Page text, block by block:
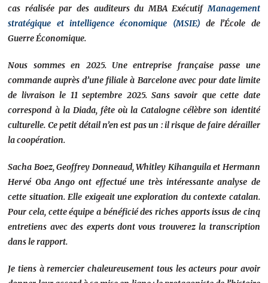
cas réalisée par des auditeurs du MBA ExécutifManagement
stratégique et intelligence économique (MSIE) de l’École de
Guerre Économique.
Nous sommes en 2025. Une entreprise française passe une
commande auprès d’une filiale à Barcelone avec pour date limite
de livraison le 11 septembre 2025. Sans savoir que cette date
correspond à la Diada, fête où la Catalogne célèbre son identité
culturelle. Ce petit détail n’en est pas un : il risque de faire dérailler
la coopération.
Sacha Boez, Geoffrey Donneaud, Whitley Kihanguila et Hermann
Hervé Oba Ango ont effectué une très intéressante analyse de
cette situation. Elle exigeait une exploration du contexte catalan.
Pour cela, cette équipe a bénéficié des riches apports issus de cinq
entretiens avec des experts dont vous trouverez la transcription
dans le rapport.
Je tiens à remercier chaleureusement tous les acteurs pour avoir